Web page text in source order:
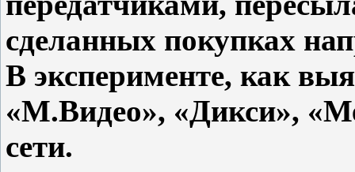
сделанных покупках
В эксперименте, как
«М.Видео», «Дикси»,
сети.